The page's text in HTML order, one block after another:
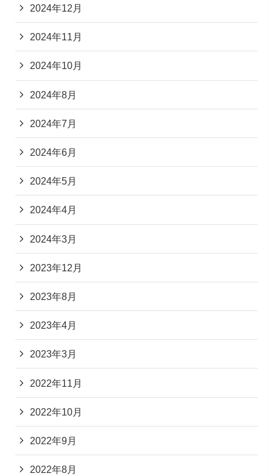
2024年12月
2024年11月
2024年10月
2024年8月
2024年7月
2024年6月
2024年5月
2024年4月
2024年3月
2023年12月
2023年8月
2023年4月
2023年3月
2022年11月
2022年10月
2022年9月
2022年8月